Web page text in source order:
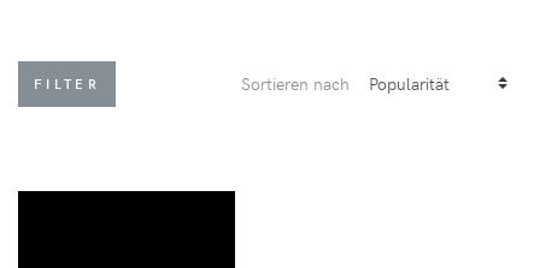
FILTER Sortieren nach